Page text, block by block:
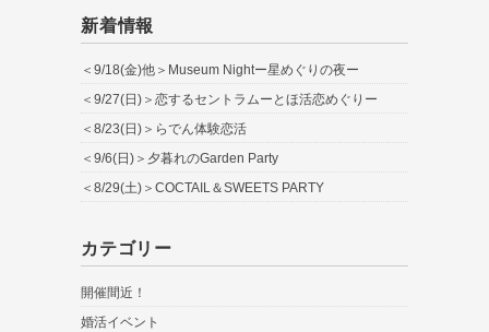
新着情報
＜9/18(金)他＞Museum Nightー星めぐりの夜ー
＜9/27(日)＞恋するセントラムーとほ活恋めぐりー
＜8/23(日)＞らでん体験恋活
＜9/6(日)＞夕暮れのGarden Party
＜8/29(土)＞COCTAIL＆SWEETS PARTY
カテゴリー
開催間近！
婚活イベント